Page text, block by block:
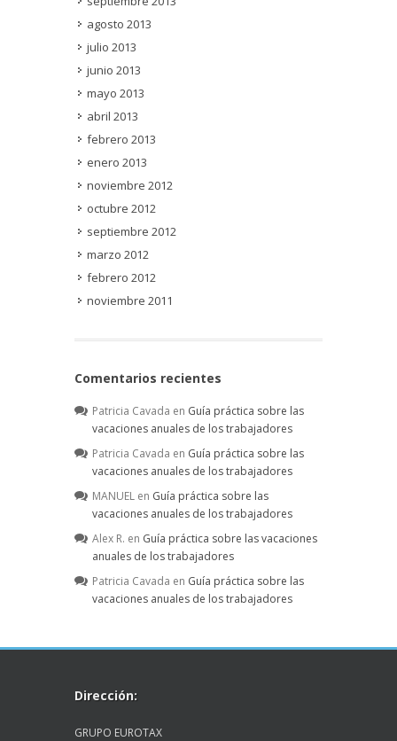
agosto 2013
julio 2013
junio 2013
mayo 2013
abril 2013
febrero 2013
enero 2013
noviembre 2012
octubre 2012
septiembre 2012
marzo 2012
febrero 2012
noviembre 2011
Comentarios recientes
Patricia Cavada en Guía práctica sobre las
vacaciones anuales de los trabajadores
Patricia Cavada en Guía práctica sobre las
vacaciones anuales de los trabajadores
MANUEL en Guía práctica sobre las
vacaciones anuales de los trabajadores
Alex R. en Guía práctica sobre las vacaciones
anuales de los trabajadores
Patricia Cavada en Guía práctica sobre las
vacaciones anuales de los trabajadores
Dirección:
GRUPO EUROTAX